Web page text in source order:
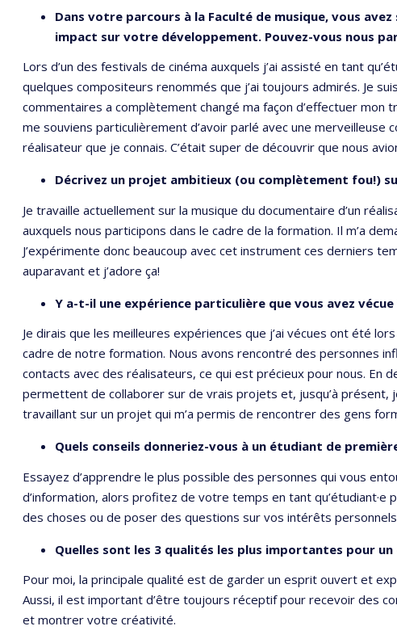
Dans votre parcours à la Faculté de musique, vous
impact sur votre développement. Pouvez-vous nous
Lors d’un des festivals de cinéma auxquels j’ai assisté en tant
quelques compositeurs renommés que j’ai toujours admirés. Je
commentaires a complètement changé ma façon d’effectuer mon
me souviens particulièrement d’avoir parlé avec une merveilleuse
réalisateur que je connais. C’était super de découvrir que nous
Décrivez un projet ambitieux (ou complètement fou!)
Je travaille actuellement sur la musique du documentaire d’un
auxquels nous participons dans le cadre de la formation. Il m’a
J’expérimente donc beaucoup avec cet instrument ces derniers
auparavant et j’adore ça!
Y a-t-il une expérience particulière que vous avez
Je dirais que les meilleures expériences que j’ai vécues ont été
cadre de notre formation. Nous avons rencontré des personnes
contacts avec des réalisateurs, ce qui est précieux pour nous. En
permettent de collaborer sur de vrais projets et, jusqu’à présent,
travaillant sur un projet qui m’a permis de rencontrer des gens
Quels conseils donneriez-vous à un étudiant de
Essayez d’apprendre le plus possible des personnes qui vous
d’information, alors profitez de votre temps en tant
des choses ou de poser des questions sur vos intérêts
Quelles sont les 3 qualités les plus importantes pour un
Pour moi, la principale qualité est de garder un esprit ouvert et
Aussi, il est important d’être toujours réceptif pour recevoir des
et montrer votre créativité.